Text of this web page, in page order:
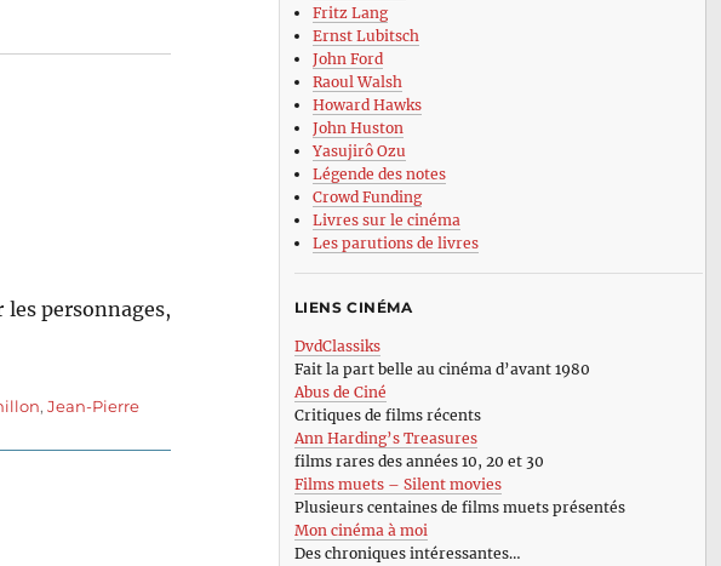
personnages,
,Jean-Pierre
Fritz Lang
Ernst Lubitsch
John Ford
Raoul Walsh
Howard Hawks
John Huston
Yasujirô Ozu
Légende des notes
Crowd Funding
Livres sur le cinéma
Les parutions de livres
LIENS CINÉMA
DvdClassiks
Fait la part belle au cinéma d’avant 1980
Abus de Ciné
Critiques de films récents
Ann Harding’s Treasures
films rares des années 10, 20 et 30
Films muets – Silent movies
Plusieurs centaines de films muets présentés
Mon cinéma à moi
Des chroniques intéressantes…